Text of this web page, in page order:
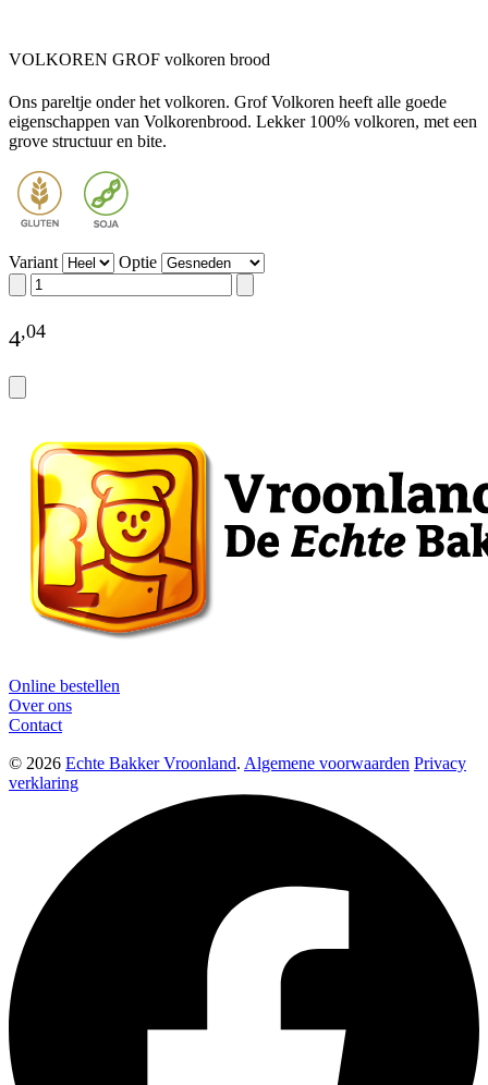
VOLKOREN GROF volkoren brood
Ons pareltje onder het volkoren. Grof Volkoren heeft alle goede
eigenschappen van Volkorenbrood. Lekker 100% volkoren, met een
grove structuur en bite.
Variant Optie
4,04
Online bestellen
Over ons
Contact
© 2026 Echte Bakker Vroonland. Algemene voorwaarden Privacy
verklaring